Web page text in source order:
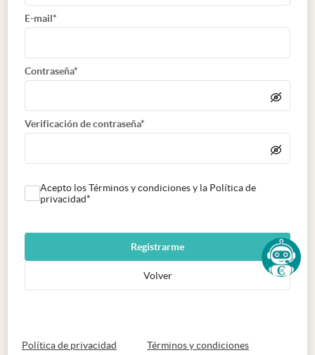
E-mail*
Contraseña*
Verificación de contraseña*
Acepto los Términos y condiciones y la Política de
privacidad*
Registrarme
Volver
Política de privacidad abre en nueva pestaña
Términos y condicionesabre en nueva